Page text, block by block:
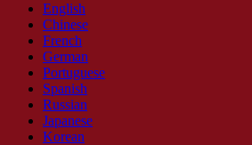
English
Chinese
French
German
Portuguese
Spanish
Russian
Japanese
Korean